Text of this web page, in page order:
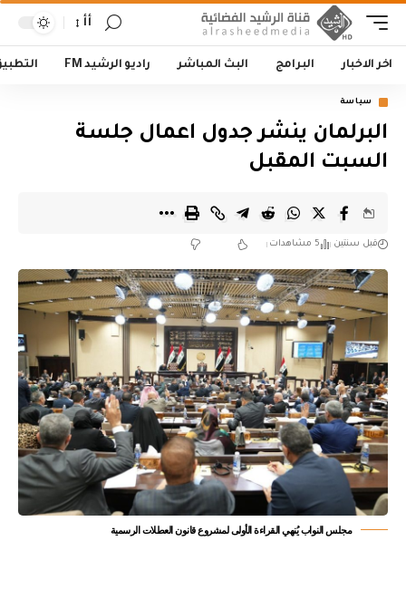
أأ
اخر الاخبار البرامج البث المباشر راديو الرشيد FM
سياسة
البرلمان ينشر جدول اعمال جلسة
السبت المقبل
قبل سنتين 5 مشاهدات
مجلس النواب يُنهي القراءة الأولى لمشروع قانون العطلات الرسمية